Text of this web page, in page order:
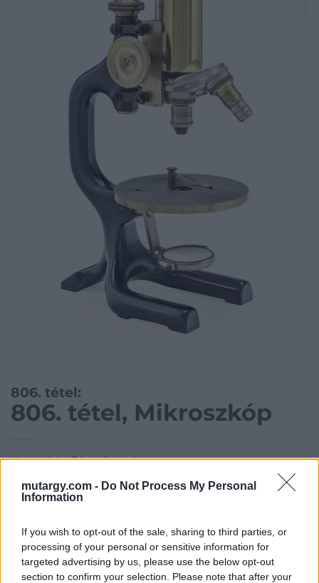
mutargy.com - Do Not Process My Personal
Information
If you wish to opt-out of the sale, sharing to third parties, or
processing of your personal or sensitive information for
targeted advertising by us, please use the below opt-out
section to confirm your selection. Please note that after your
806. tétel:
806. tétel, Mikroszkóp
Kategória:Fémtárgyak
Kikiáltási ár:22 000Ft
Aukció neve: 29. aukció / műtárgy
Aukció dátuma: 2015.05.21